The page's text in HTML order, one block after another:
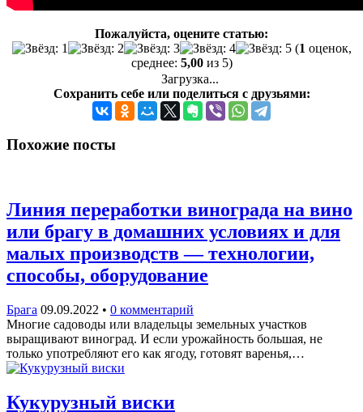
Пожалуйста, оцените статью:
(1 оценок,
среднее: 5,00из 5)
Загрузка...
Сохранить себе или поделиться с друзьями:
Похожие посты
Линия переработки винограда на вино
или брагу в домашних условиях и для
малых производств — технологии,
способы, оборудование
Брага 09.09.2022 • 0 комментарий
Многие садоводы или владельцы земельных участков
выращивают виноград. И если урожайность большая, не
только употребляют его как ягоду, готовят варенья,…
Кукурузный виски